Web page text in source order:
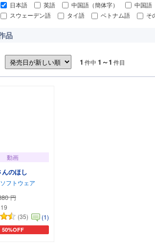
日本語 英語 中国語（簡体字） 中国語
スウェーデン語
タイ語 ベトナム語 そ
品
1 件中 1～1 件目
動画
んのほし
フトウェア
円
(35)
(1)
50%OFF
ートに追加